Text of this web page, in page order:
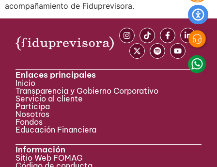
acompañamiento de Fiduprevisora.
Enlaces principales
Inicio
Transparencia y Gobierno Corporativo
Servicio al cliente
Participa ​
Nosotros
Fondos
Educación Financiera
Información
Sitio Web FOMAG